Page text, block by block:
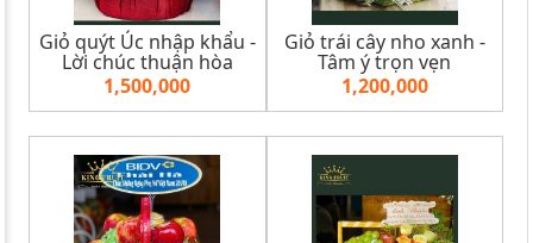
Giỏ quýt Úc nhập khẩu -
Lời chúc thuận hòa
1,500,000
Giỏ trái cây nho xanh -
Tâm ý trọn vẹn
1,200,000